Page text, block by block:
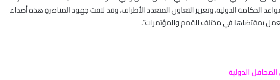
الحكامة الدولية، وتعزيز التعاون المتعدد الأطراف، وقد لاقت جهود المناصرةِ هذه أصداء
بمقتضاها في مختلف القمم والمؤتمرات”.
الدولية